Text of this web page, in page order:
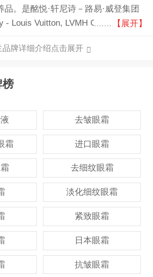
品。是酩悦·轩尼诗－路易·威登集团
- Louis Vuitton, LVMH Group）旗下
种超过300多种。这个香氛王国一抹
质保障，奠定了它在法国及世界上的
【展开】
品牌详细介绍点击展开
榜
去皱眼霜
霜 进口眼霜
去细纹眼霜
淡化细纹眼霜
紧致眼霜
日本眼霜
抗皱眼霜